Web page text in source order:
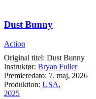
Dust Bunny
Action
Original titel: Dust Bunny
Instruktør: Bryan Fuller
Premieredato: 7. maj, 2026
Produktion: USA,
2025